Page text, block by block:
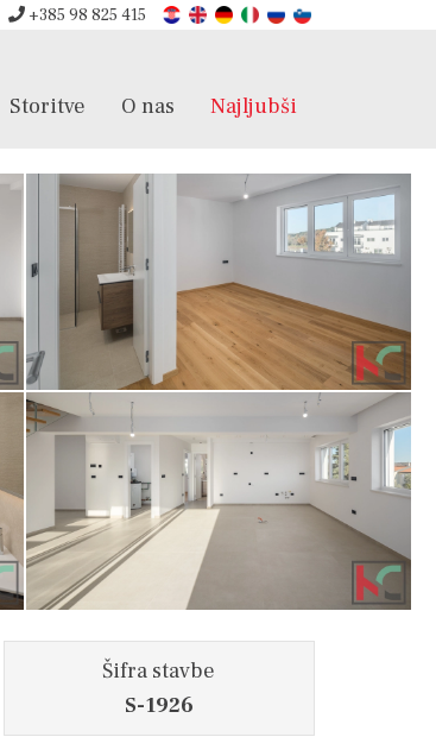
+385 98 825 415
Storitve O nas Najljubši
Šifra stavbe
S-1926